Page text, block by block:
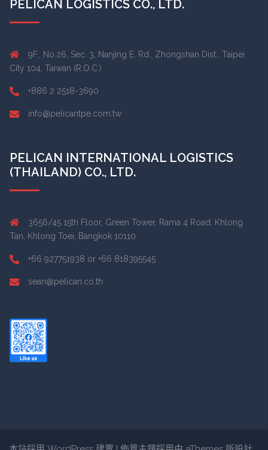
PELICAN LOGISTICS CO., LTD.
9F., No.26, Sec. 3, Nanjing E. Rd., Zhongshan Dist., Taipei
City 104, Taiwan (R.O.C.)
+886 2 2518-3690
info@pelicantpe.com.tw
PELICAN INTERNATIONAL LOGISTICS
(THAILAND) CO., LTD.
3656/45 15th Floor, Green Tower, Rama 4 Road, Khlong
Tan, Khlong Toei, Bangkok 10110
+66 927751938 or +66 818395545
sean@pelican.co.th